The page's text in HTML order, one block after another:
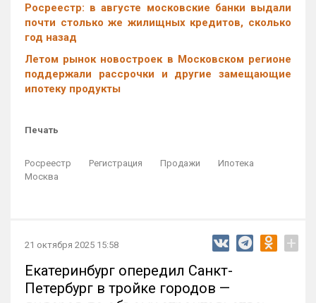
Росреестр: в августе московские банки выдали
почти столько же жилищных кредитов, сколько
год назад
Летом рынок новостроек в Московском регионе
поддержали рассрочки и другие замещающие
ипотеку продукты
Печать
Росреестр Регистрация Продажи
Ипотека
Москва
21 октября 2025 15:58 +
Екатеринбург опередил Санкт-
Петербург в тройке городов —